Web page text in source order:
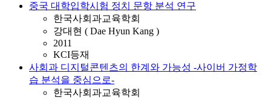
중국 대학입학시험 정치 문항 분석 연구
한국사회과교육학회
강대현 ( Dae Hyun Kang )
2011
KCI등재
사회과 디지털콘텐츠의 한계와 가능성 -사이버 가정학
습 분석을 중심으로-
한국사회과교육학회